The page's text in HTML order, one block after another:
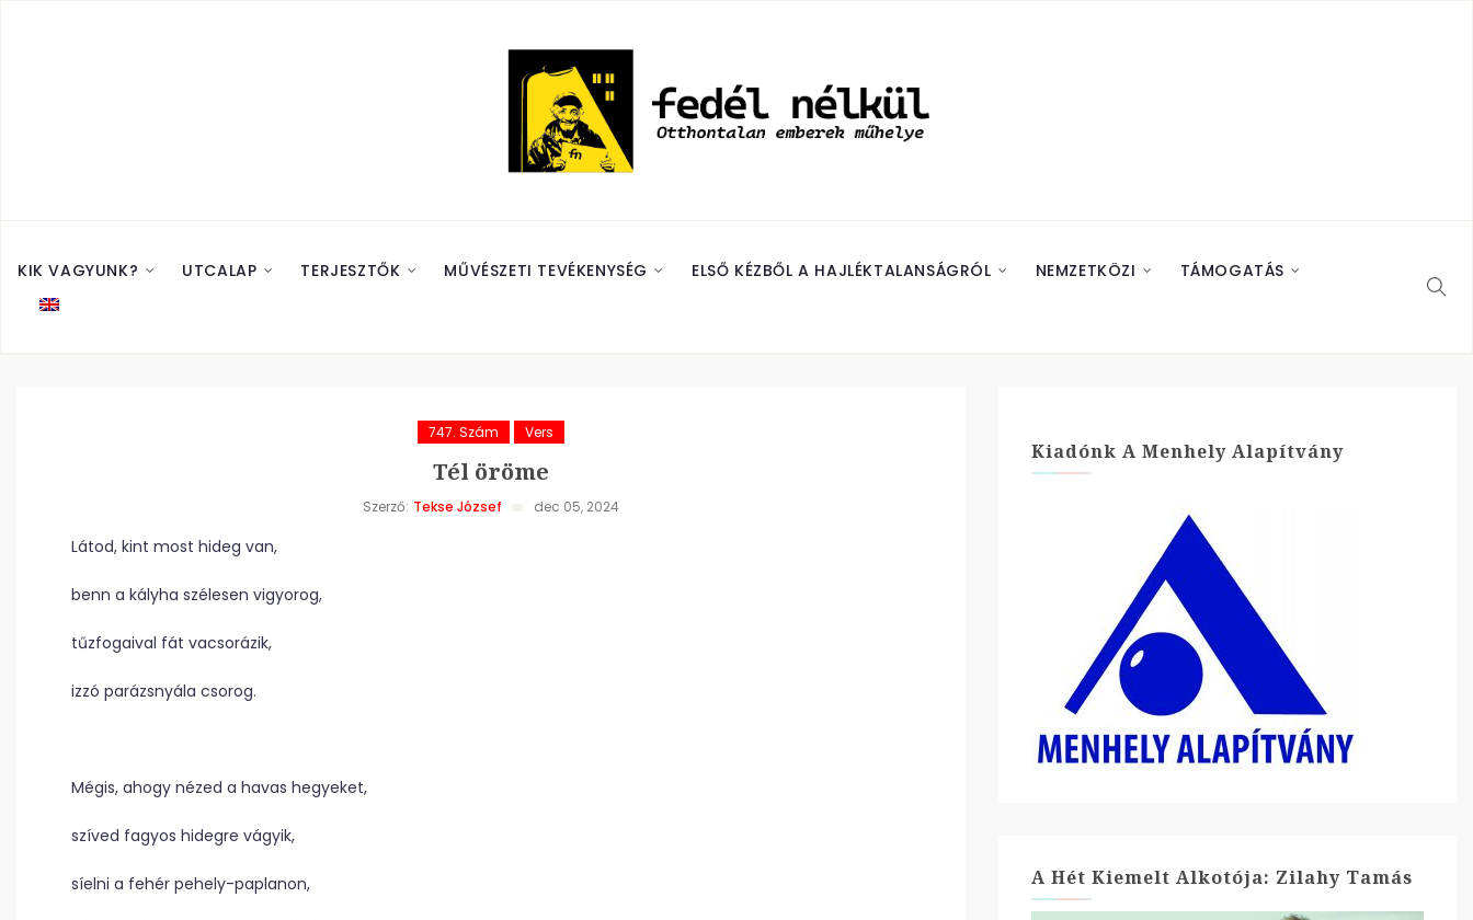
KIK VAGYUNK? UTCALAP TERJESZTŐK MŰVÉSZETI TEVÉKENYSÉG ELSŐ KÉZBŐL A HAJLÉKTALANSÁGRÓL NEMZETKÖZI TÁMOGATÁS
747. Szám Vers
Tél öröme
Szerző: Tekse József dec 05, 2024
Látod, kint most hideg van,
benn a kályha szélesen vigyorog,
tűzfogaival fát vacsorázik,
izzó parázsnyála csorog.
Mégis, ahogy nézed a havas hegyeket,
szíved fagyos hidegre vágyik,
síelni a fehér pehely-paplanon,
Kiadónk A Menhely Alapítvány
A Hét Kiemelt Alkotója: Zilahy Tamás